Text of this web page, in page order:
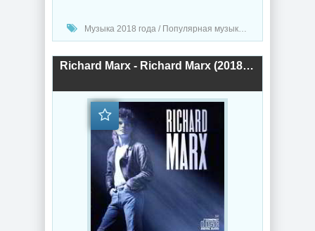
Музыка 2018 года / Популярная музыка / Рок - альтернативная музыка
Richard Marx - Richard Marx (2018) торрент